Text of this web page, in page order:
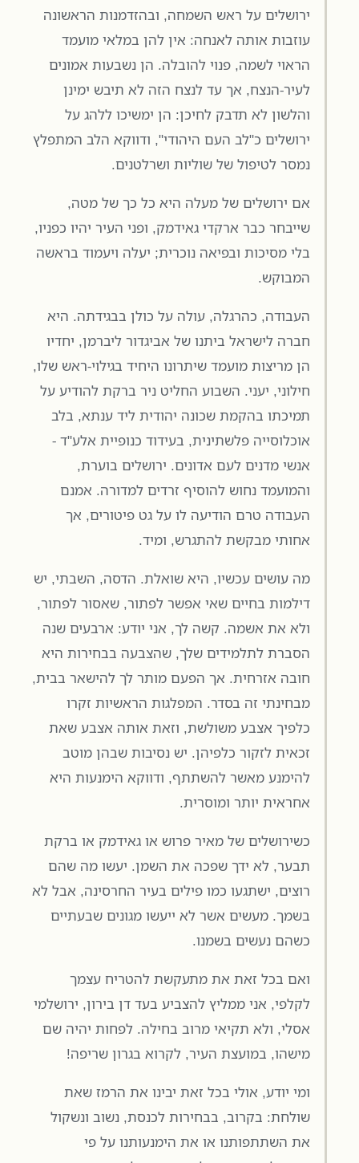
ירושלים על ראש השמחה, ובהזדמנות הראשונה
עוזבות אותה לאנחה: אין להן במלאי מועמד
הראוי לשמה, פנוי להובלה. הן נשבעות אמונים
לעיר-הנצח, אך עד לנצח הזה לא תיבש ימינן
והלשון לא תדבק לחיכן: הן ימשיכו ללהג על
ירושלים כ"לב העם היהודי", ודווקא הלב המתפלץ
נמסר לטיפול של שוליות ושרלטנים.
אם ירושלים של מעלה היא כל כך של מטה,
שייבחר כבר ארקדי גאידמק, ופני העיר יהיו כפניו,
בלי מסיכות ובפיאה נוכרית; יעלה ויעמוד בראשה
המבוקש.
העבודה, כהרגלה, עולה על כולן בבגידתה. היא
חברה לישראל ביתנו של אביגדור ליברמן, יחדיו
הן מריצות מועמד שיתרונו היחיד בגילוי-ראש שלו,
חילוני, יעני. השבוע החליט ניר ברקת להודיע על
תמיכתו בהקמת שכונה יהודית ליד ענתא, בלב
אוכלוסייה פלשתינית, בעידוד כנופיית אלע"ד -
אנשי מדנים לעם אדונים. ירושלים בוערת,
והמועמד נחוש להוסיף זרדים למדורה. אמנם
העבודה טרם הודיעה לו על גט פיטורים, אך
אחותי מבקשת להתגרש, ומיד.
מה עושים עכשיו, היא שואלת. הדסה, השבתי, יש
דילמות בחיים שאי אפשר לפתור, שאסור לפתור,
ולא את אשמה. קשה לך, אני יודע: ארבעים שנה
הסברת לתלמידים שלך, שהצבעה בבחירות היא
חובה אזרחית. אך הפעם מותר לך להישאר בבית,
מבחינתי זה בסדר. המפלגות הראשיות זקרו
כלפיך אצבע משולשת, וזאת אותה אצבע שאת
זכאית לזקור כלפיהן. יש נסיבות שבהן מוטב
להימנע מאשר להשתתף, ודווקא הימנעות היא
אחראית יותר ומוסרית.
כשירושלים של מאיר פרוש או גאידמק או ברקת
תבער, לא ידך שפכה את השמן. יעשו מה שהם
רוצים, ישתגעו כמו פילים בעיר החרסינה, אבל לא
בשמך. מעשים אשר לא ייעשו מגונים שבעתיים
כשהם נעשים בשמנו.
ואם בכל זאת את מתעקשת להטריח עצמך
לקלפי, אני ממליץ להצביע בעד דן בירון, ירושלמי
אסלי, ולא תקיאי מרוב בחילה. לפחות יהיה שם
מישהו, במועצת העיר, לקרוא בגרון שריפה!
ומי יודע, אולי בכל זאת יבינו את הרמז שאת
שולחת: בקרוב, בבחירות לכנסת, נשוב ונשקול
את השתתפותנו או את הימנעותנו על פי